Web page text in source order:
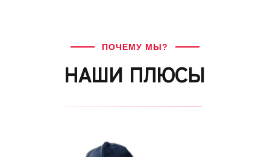
ПОЧЕМУ МЫ?
НАШИ ПЛЮСЫ